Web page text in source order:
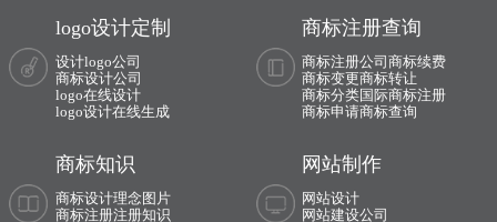
音乐学院logo设计 医科大学logo设计
艺术学院logo设计 英语培训logo设计
瑜伽logo设计 游戏logo设计
logo设计定制
设计logo公司
商标设计公司
logo在线设计
logo设计在线生成
商标注册查询
商标注册公司 商标续费
商标变更商标转让
商标分类国际商标注册
商标申请商标查询
商标知识
商标设计理念图片
商标注册注册知识
网站制作
网站设计
网站建设公司